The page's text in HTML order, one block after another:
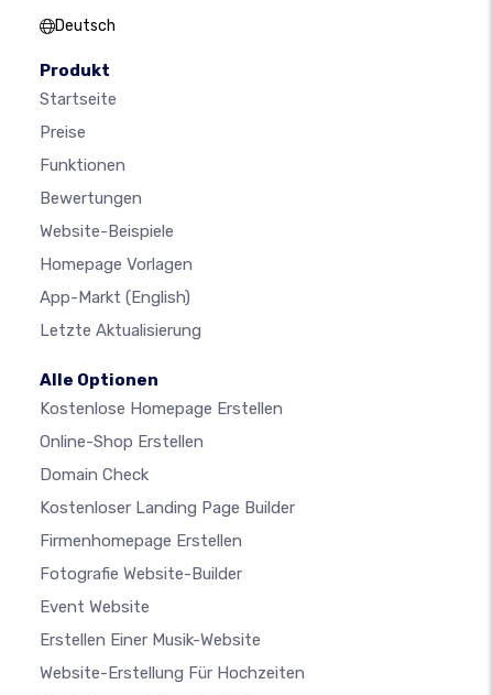
Deutsch
Produkt
Startseite
Preise
Funktionen
Bewertungen
Website-Beispiele
Homepage Vorlagen
App-Markt (English)
Letzte Aktualisierung
Alle Optionen
Kostenlose Homepage Erstellen
Online-Shop Erstellen
Domain Check
Kostenloser Landing Page Builder
Firmenhomepage Erstellen
Fotografie Website-Builder
Event Website
Erstellen Einer Musik-Website
Website-Erstellung Für Hochzeiten